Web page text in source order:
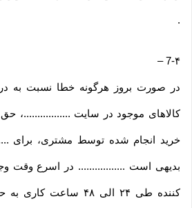
.
7-۴–
در صورت بروز هرگونه خطا نسبت به
کالاهای موجود در سایت .................،
خرید انجام شده توسط مشتری، برای
بدیهی است ................. در اسرع وقت
کننده طی ۲۴ الی ۴۸